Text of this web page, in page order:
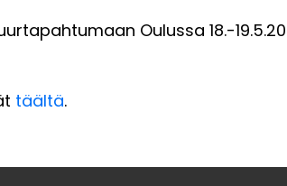
Oulussa 18.-
täältä.